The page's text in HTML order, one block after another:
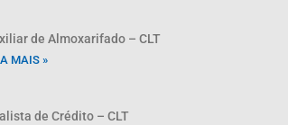
de Almoxarifado – CLT
MAIS »
de Crédito – CLT